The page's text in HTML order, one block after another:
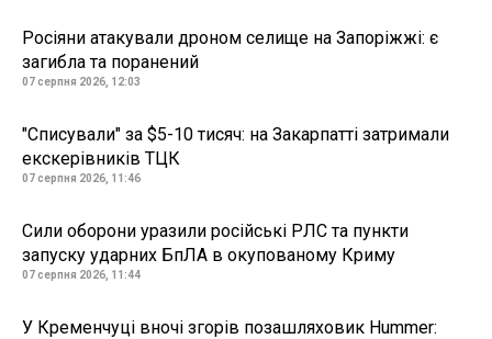
Росіяни атакували дроном селище на Запоріжжі: є
загибла та поранений
07 серпня 2026, 12:03
"Списували" за $5-10 тисяч: на Закарпатті затримали
екскерівників ТЦК
07 серпня 2026, 11:46
Сили оборони уразили російські РЛС та пункти
запуску ударних БпЛА в окупованому Криму
07 серпня 2026, 11:44
У Кременчуці вночі згорів позашляховик Hummer: